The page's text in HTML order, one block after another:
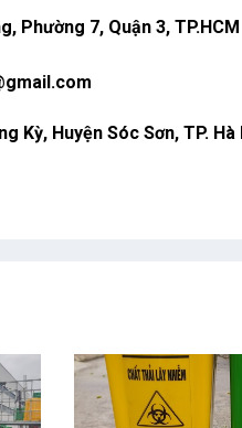
Phường 7, Quận 3, TP.HCM
Kỳ, Huyện Sóc Sơn, TP. Hà